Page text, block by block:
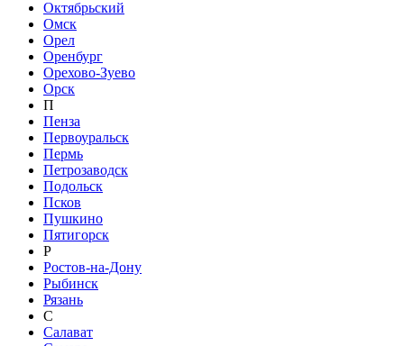
Октябрьский
Омск
Орел
Оренбург
Орехово-Зуево
Орск
П
Пенза
Первоуральск
Пермь
Петрозаводск
Подольск
Псков
Пушкино
Пятигорск
Р
Ростов-на-Дону
Рыбинск
Рязань
С
Салават